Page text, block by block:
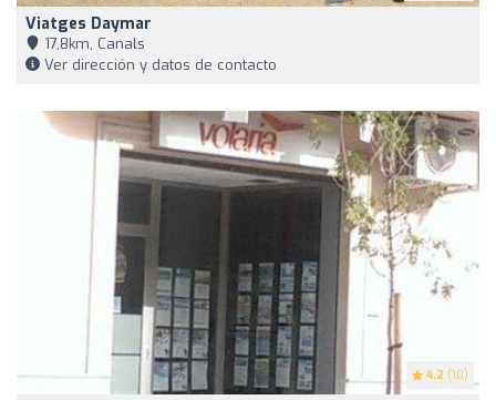
Viatges Daymar
17,8km, Canals
Ver dirección y datos de contacto
4.2 (10)